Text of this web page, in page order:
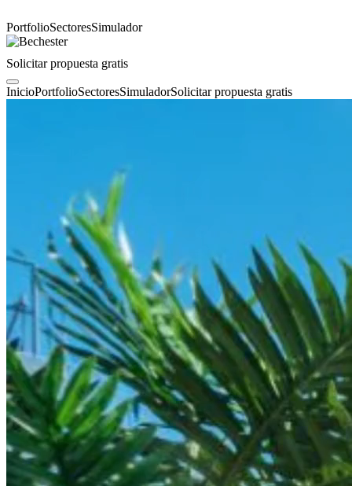
PortfolioSectoresSimulador
Solicitar propuesta gratis
InicioPortfolioSectoresSimuladorSolicitar propuesta gratis